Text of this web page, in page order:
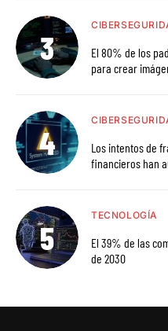
El 80% de los
para crear
Los intentos de
financieros han
TECNOLOGÍA
El 39% de las
de 2030